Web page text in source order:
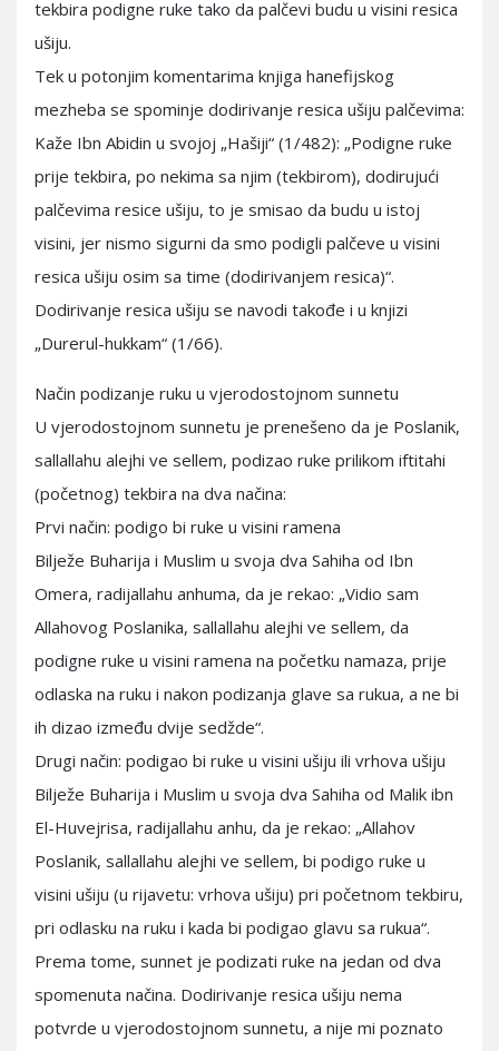
tekbira podigne ruke tako da palčevi budu u visini resica
ušiju.
Tek u potonjim komentarima knjiga hanefijskog
mezheba se spominje dodirivanje resica ušiju palčevima:
Kaže Ibn Abidin u svojoj „Hašiji“ (1/482): „Podigne ruke
prije tekbira, po nekima sa njim (tekbirom), dodirujući
palčevima resice ušiju, to je smisao da budu u istoj
visini, jer nismo sigurni da smo podigli palčeve u visini
resica ušiju osim sa time (dodirivanjem resica)“.
Dodirivanje resica ušiju se navodi takođe i u knjizi
„Durerul-hukkam“ (1/66).
Način podizanje ruku u vjerodostojnom sunnetu
U vjerodostojnom sunnetu je prenešeno da je Poslanik,
sallallahu alejhi ve sellem, podizao ruke prilikom iftitahi
(početnog) tekbira na dva načina:
Prvi način: podigo bi ruke u visini ramena
Bilježe Buharija i Muslim u svoja dva Sahiha od Ibn
Omera, radijallahu anhuma, da je rekao: „Vidio sam
Allahovog Poslanika, sallallahu alejhi ve sellem, da
podigne ruke u visini ramena na početku namaza, prije
odlaska na ruku i nakon podizanja glave sa rukua, a ne bi
ih dizao između dvije sedžde“.
Drugi način: podigao bi ruke u visini ušiju ili vrhova ušiju
Bilježe Buharija i Muslim u svoja dva Sahiha od Malik ibn
El-Huvejrisa, radijallahu anhu, da je rekao: „Allahov
Poslanik, sallallahu alejhi ve sellem, bi podigo ruke u
visini ušiju (u rijavetu: vrhova ušiju) pri početnom tekbiru,
pri odlasku na ruku i kada bi podigao glavu sa rukua“.
Prema tome, sunnet je podizati ruke na jedan od dva
spomenuta načina. Dodirivanje resica ušiju nema
potvrde u vjerodostojnom sunnetu, a nije mi poznato